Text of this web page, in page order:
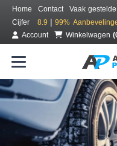
Home Contact
Vaak
Cijfer
8.9 | 99%
Account
Winkelwagen